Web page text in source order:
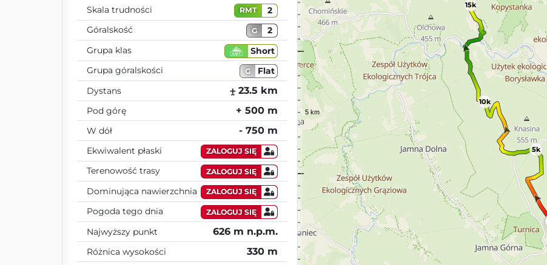
Skala trudności RMT
2
Góralskość
G
2
Grupa klas
Short
Grupa góralskości
G
Flat
Dystans
⨦ 23.5 km
Pod górę + 500 m
W dół - 750 m
Ekwiwalent płaski ZALOGUJ SIĘ
Terenowość trasy ZALOGUJ SIĘ
Dominująca nawierzchnia ZALOGUJ SIĘ
Pogoda tego dnia ZALOGUJ SIĘ
Najwyższy punkt 626 m n.p.m.
Różnica wysokości 330 m
10k
5k
15k